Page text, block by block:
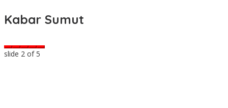
Kabar Sumut
slide 2 of 5